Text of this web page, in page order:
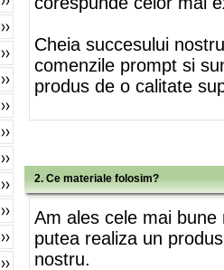
Cheia succesului
comenzile prompt si
produs de o calitate
2. Ce materiale folosim?
Am ales cele mai
putea realiza un
nostru.